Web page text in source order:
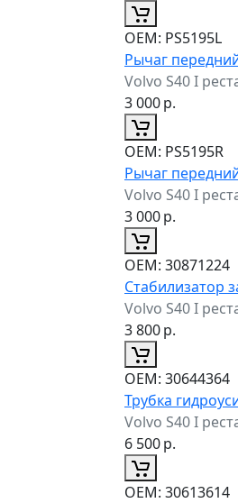
ОЕМ: PS5195L
Рычаг
Volvo S40 I
3 000р.
ОЕМ: PS5195R
Рычаг
Volvo S40 I
3 000р.
ОЕМ: 30871224
Стабилизатор
Volvo S40 I
3 800р.
ОЕМ: 30644364
Трубка
Volvo S40 I
6 500р.
ОЕМ: 30613614